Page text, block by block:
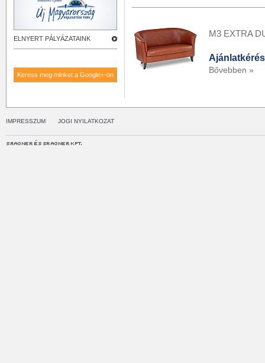
ELNYERT PÁLYÁZATAINK
Keress meg minket a Google+-on
M3 EXTRA
Ajánlatkérés
Bővebben »
IMPRESSZUM JOGI NYILATKOZAT